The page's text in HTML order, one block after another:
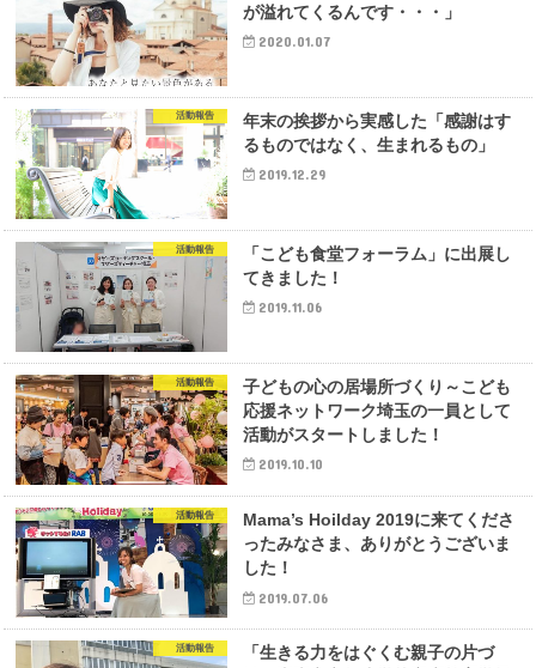
が溢れてくるんです・・・」
2020.01.07
活動報告
年末の挨拶から実感した「感謝はす
るものではなく、生まれるもの」
2019.12.29
活動報告
「こども食堂フォーラム」に出展し
てきました！
2019.11.06
活動報告
子どもの心の居場所づくり～こども
応援ネットワーク埼玉の一員として
活動がスタートしました！
2019.10.10
活動報告
Mama’s Hoilday 2019に来てくださ
ったみなさま、ありがとうございま
した！
2019.07.06
活動報告
「生きる力をはぐくむ親子の片づ